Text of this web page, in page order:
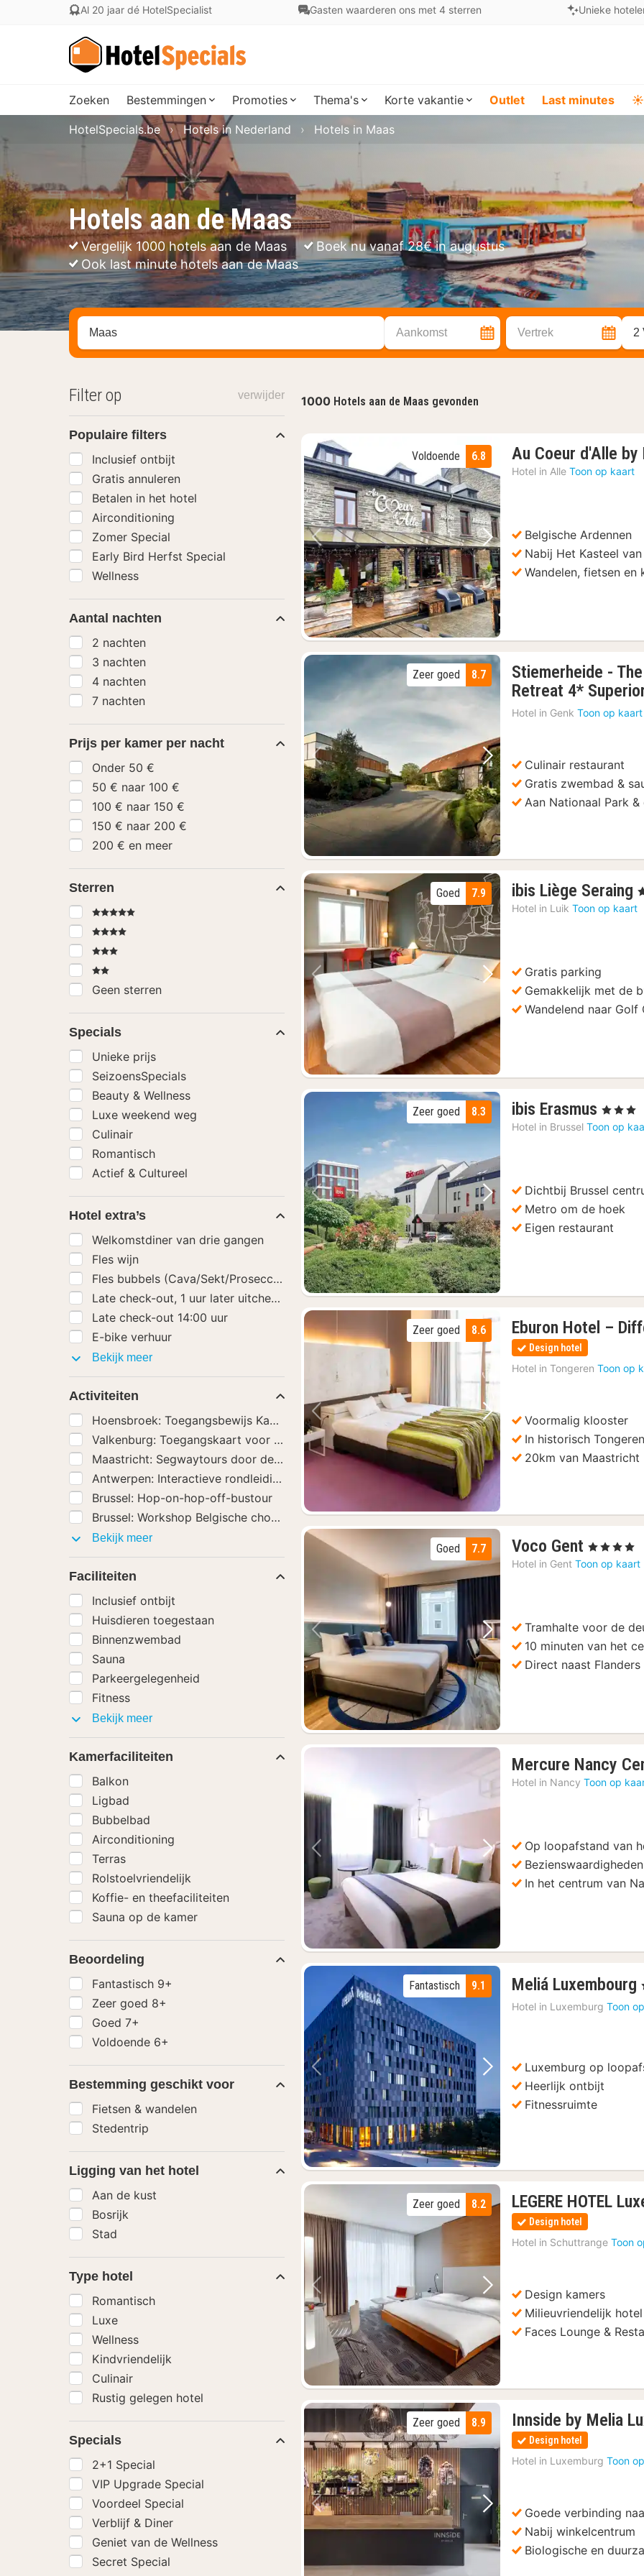
Al 20 jaar dé HotelSpecialist Gasten waarderen ons met 4 sterren Unieke
Zoeken Bestemmingen Promoties Thema's Korte vakantie Outlet Last minutes ☀️
Hotels aan de Maas
Vergelijk 1000 hotels aan de Maas
Boek nu vanaf 28€ in augustus
Ook last minute hotels aan de Maas
HotelSpecials.be Hotels in Nederland Hotels in Maas
Zoek op hotel, regio of stad Aankomst Vertrek 2
1000 Hotels aan de Maas gevonden
Vorige foto Volgende foto
6.8
Voldoende Au Coeur d'Alle by
Hotel in Alle Toon op kaart
Belgische Ardennen
Nabij Het Kasteel
Wandelen, fietsen en
Vorige foto Volgende foto
8.7
Zeer goed
Stiemerheide -
Retreat 4*
Hotel in Genk Toon op kaart
Culinair restaurant
Gratis zwembad &
Aan Nationaal Park
Vorige foto Volgende foto
7.9
Goed ibis Liège Seraing ,
Hotel in Luik Toon op kaart
Gratis parking
Gemakkelijk met de
Wandelend naar
Vorige foto Volgende foto
8.3
Zeer goed ibis Erasmus 1
nacht
, 3 Sterren
Hotel in Brussel Toon op
Dichtbij Brussel
Metro om de hoek
Eigen restaurant
Vorige foto Volgende foto
8.6
Zeer goed Eburon Hotel –
Design hotel
Hotel in Tongeren Toon op
Voormalig klooster
In historisch Tongeren
20km van Maastricht
Vorige foto Volgende foto
7.7
Goed Voco Gent 1
nacht
, 4 Sterren
Hotel in Gent Toon op kaart
Tramhalte voor de
10 minuten van het
Direct naast Flanders
Vorige foto Volgende foto
Mercure Nancy
Hotel in Nancy Toon op
Op loopafstand van
In het centrum van
Vorige foto Volgende foto
9.1
Fantastisch Meliá Luxembourg
Hotel in Luxemburg Toon
Luxemburg op
Heerlijk ontbijt
Fitnessruimte
Vorige foto Volgende foto
8.2
Zeer goed LEGERE HOTEL
Design hotel
Hotel in Schuttrange Toon
Design kamers
Milieuvriendelijk hotel
Faces Lounge &
Vorige foto Volgende foto
8.9
Zeer goed Innside by Melia
Design hotel
Hotel in Luxemburg Toon
Goede verbinding
Nabij winkelcentrum
Biologische en
Filter op verwijder
Populaire filters
Inclusief ontbijt
Gratis annuleren
Betalen in het hotel
Airconditioning
Zomer Special
Early Bird Herfst Special
Wellness
Aantal nachten
2 nachten
3 nachten
4 nachten
7 nachten
Prijs per kamer per nacht
Onder 50 €
50 € naar 100 €
100 € naar 150 €
150 € naar 200 €
200 € en meer
Sterren
5 Sterren
4 Sterren
3 Sterren
2 Sterren
Geen sterren
Specials
Unieke prijs
SeizoensSpecials
Beauty & Wellness
Luxe weekend weg
Culinair
Romantisch
Actief & Cultureel
Hotel extra’s
Welkomstdiner van drie gangen
Fles wijn
Fles bubbels (Cava/Sekt/Prosecco)
Late check-out, 1 uur later uitchecken
Late check-out 14:00 uur
E-bike verhuur
Bekijk meerHotel
Activiteiten
Hoensbroek: Toegangsbewijs Kasteel Hoensbroek
Valkenburg: Toegangskaart voor Thermae 2000
Maastricht: Segwaytours door de stad
Antwerpen: Interactieve rondleiding Stadsbrouwerij De Koninck
Brussel: Hop-on-hop-off-bustour
Brussel: Workshop Belgische chocolade maken met proeverijen
Bekijk meerActiviteiten
Faciliteiten
Inclusief ontbijt
Huisdieren toegestaan
Binnenzwembad
Sauna
Parkeergelegenheid
Fitness
Bekijk meerFaciliteiten
Kamerfaciliteiten
Balkon
Ligbad
Bubbelbad
Airconditioning
Terras
Rolstoelvriendelijk
Koffie- en theefaciliteiten
Sauna op de kamer
Beoordeling
Fantastisch 9+
Zeer goed 8+
Goed 7+
Voldoende 6+
Bestemming geschikt voor
Fietsen & wandelen
Stedentrip
Ligging van het hotel
Aan de kust
Bosrijk
Stad
Type hotel
Romantisch
Luxe
Wellness
Kindvriendelijk
Culinair
Rustig gelegen hotel
Specials
2+1 Special
VIP Upgrade Special
Voordeel Special
Verblijf & Diner
Geniet van de Wellness
Secret Special